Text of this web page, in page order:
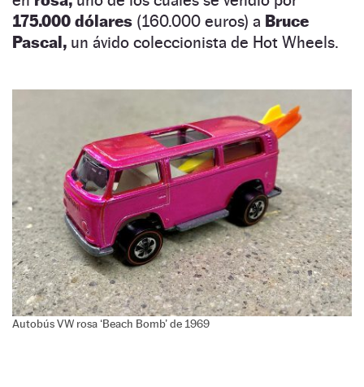
175.000 dólares (160.000 euros) a Bruce
Pascal, un ávido coleccionista de Hot Wheels.
Autobús VW rosa ‘Beach Bomb’ de 1969